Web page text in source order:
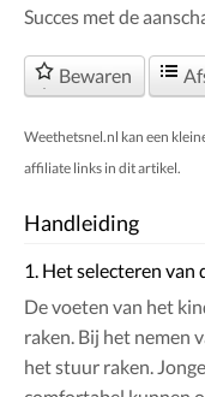
Succes met de
Bewaren
Weethetsnel.nl kan een
affiliate links in dit artikel.
Handleiding
1. Het selecteren van
De voeten van het
raken. Bij het nemen
het stuur raken.